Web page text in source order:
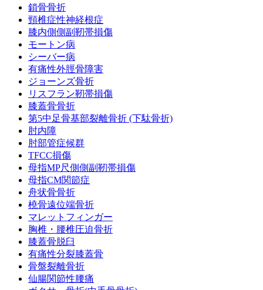
鎖骨骨折
頸椎症性神経根症
膝内側側副靭帯損傷
モートン病
シーバー病
有痛性外脛骨障害
ジョーンズ骨折
リスフラン靭帯損傷
膝蓋骨骨折
第5中足骨基部裂離骨折 (下駄骨折)
肘内障
肘部管症候群
TFCC損傷
母指MP尺側側副靭帯損傷
母指CM関節症
舟状骨骨折
橈骨遠位端骨折
マレットフィンガー
胸椎・腰椎圧迫骨折
膝蓋骨脱臼
有痛性分裂膝蓋骨
骨盤裂離骨折
仙腸関節性腰痛